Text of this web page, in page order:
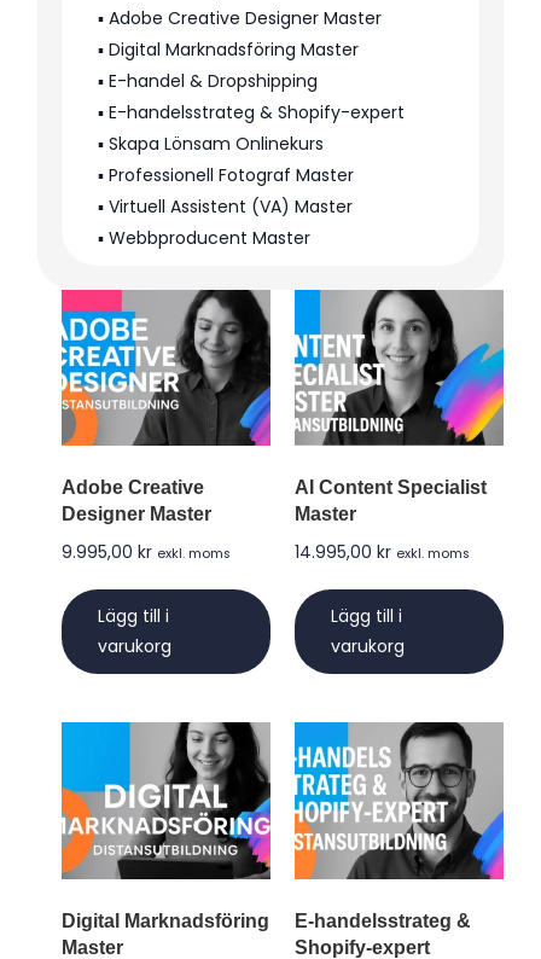
▪️ Adobe Creative Designer Master
▪️ Digital Marknadsföring Master
▪️ E-handel & Dropshipping
▪️ E-handelsstrateg & Shopify-expert
▪️ Skapa Lönsam Onlinekurs
▪️ Professionell Fotograf Master
▪️ Virtuell Assistent (VA) Master
▪️ Webbproducent Master
Adobe Creative
Designer Master
9.995,00kr exkl. moms
Lägg till i
varukorg
AI Content Specialist
Master
14.995,00 kr exkl. moms
Lägg till i
varukorg
Digital Marknadsföring
Master
E-handelsstrateg &
Shopify-expert